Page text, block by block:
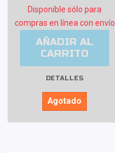
Disponible sólo para
compras en línea con envío
AÑADIR AL
CARRITO
DETALLES
Agotado